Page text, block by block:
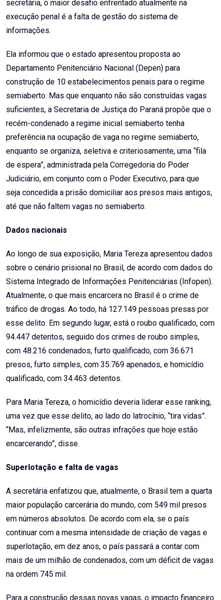
secretária, o maior desafio enfrentado atualmente na
execução penal é a falta de gestão do sistema de
informações.
Ela informou que o estado apresentou proposta ao
Departamento Penitenciário Nacional (Depen) para
construção de 10 estabelecimentos penais para o regime
semiaberto. Mas que enquanto não são construídas vagas
suficientes, a Secretaria de Justiça do Paraná propõe que o
recém-condenado a regime inicial semiaberto tenha
preferência na ocupação de vaga no regime semiaberto,
enquanto se organiza, seletiva e criteriosamente, uma “fila
de espera”, administrada pela Corregedoria do Poder
Judiciário, em conjunto com o Poder Executivo, para que
seja concedida a prisão domiciliar aos presos mais antigos,
até que não faltem vagas no semiaberto.
Dados nacionais
Ao longo de sua exposição, Maria Tereza apresentou dados
sobre o cenário prisional no Brasil, de acordo com dados do
Sistema Integrado de Informações Penitenciárias (Infopen).
Atualmente, o que mais encarcera no Brasil é o crime de
tráfico de drogas. Ao todo, há 127.149 pessoas presas por
esse delito. Em segundo lugar, está o roubo qualificado, com
94.447 detentos, seguido dos crimes de roubo simples,
com 48.216 condenados, furto qualificado, com 36.671
presos, furto simples, com 35.769 apenados, e homicídio
qualificado, com 34.463 detentos.
Para Maria Tereza, o homicídio deveria liderar esse ranking,
uma vez que esse delito, ao lado do latrocínio, “tira vidas”.
“Mas, infelizmente, são outras infrações que hoje estão
encarcerando”, disse.
Superlotação e falta de vagas
A secretária enfatizou que, atualmente, o Brasil tem a quarta
maior população carcerária do mundo, com 549 mil presos
em números absolutos. De acordo com ela, se o país
continuar com a mesma intensidade de criação de vagas e
superlotação, em dez anos, o país passará a contar com
mais de um milhão de condenados, com um déficit de vagas
na ordem 745 mil.
Para a construção dessas novas vagas, o impacto financeiro